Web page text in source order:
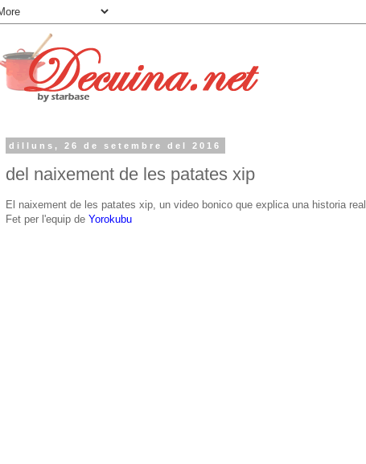
dilluns, 26 de setembre del 2016
del naixement de les patates xip
El naixement de les patates xip, un video bonico que explica una historia real.
Fet per l'equip de Yorokubu